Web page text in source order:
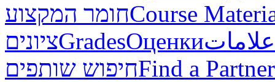
חומר המקצועCourse
ציוניםGradesОценкиعلامات
חיפוש שותפיםFind a Partner